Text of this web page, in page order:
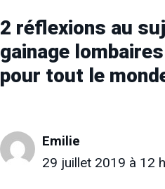
2 réflexions au
gainage
pour tout le
Emilie
29 juillet 2019 à 12